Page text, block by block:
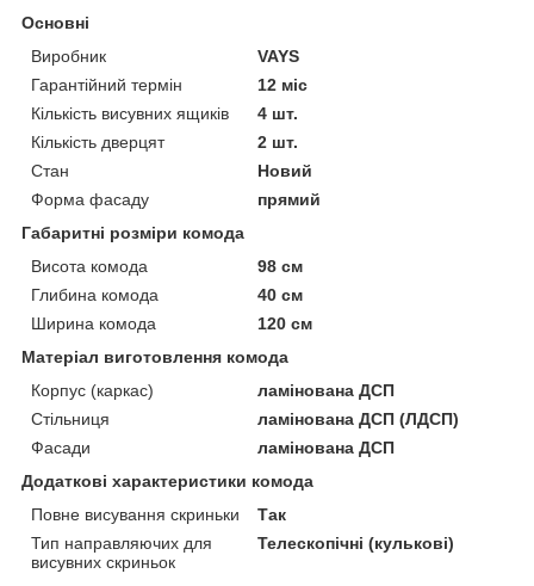
Основні
Виробник
VAYS
Гарантійний термін
12 міс
Кількість висувних ящиків
4 шт.
Кількість дверцят
2 шт.
Стан
Новий
Форма фасаду
прямий
Габаритні розміри комода
Висота комода
98 см
Глибина комода
40 см
Ширина комода
120 см
Матеріал виготовлення комода
Корпус (каркас)
ламінована ДСП
Стільниця
ламінована ДСП (ЛДСП)
Фасади
ламінована ДСП
Додаткові характеристики комода
Повне висування скриньки
Так
Тип направляючих для
висувних скриньок
Телескопічні (кулькові)